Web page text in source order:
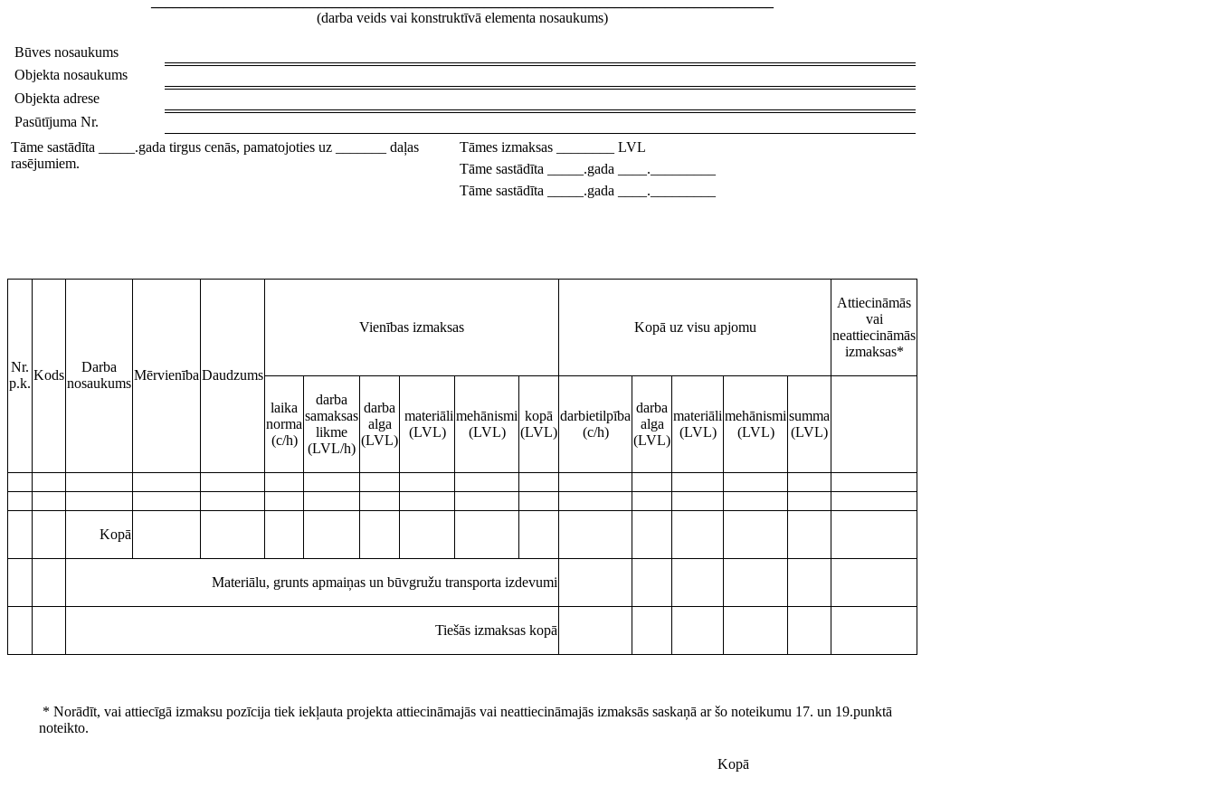
(darba veids vai konstruktīvā elementa nosaukums)
Būves nosaukums
Objekta nosaukums
Objekta adrese
Pasūtījuma Nr.
Tāme sastādīta _____.gada tirgus cenās, pamatojoties uz _______ daļas
rasējumiem.
Tāmes izmaksas ________ LVL
Tāme sastādīta _____.gada ____._________
Tāme sastādīta _____.gada ____._________
Nr.
p.k.
Kods
Darba
nosaukums
MērvienībaDaudzums
Vienības izmaksas Kopā uz visu apjomu
Attiecināmās
vai
neattiecināmās
izmaksas*
laika
norma
(c/h)
darba
samaksas
likme
(LVL/h)
darba
alga
(LVL)
materiāli
(LVL)
mehānismi
(LVL)
kopā
(LVL)
darbietilpība
(c/h)
darba
alga
(LVL)
materiāli
(LVL)
mehānismi
(LVL)
summa
(LVL)
Kopā
Materiālu, grunts apmaiņas un būvgružu transporta izdevumi
Tiešās izmaksas kopā
* Norādīt, vai attiecīgā izmaksu pozīcija tiek iekļauta projekta attiecināmajās vai neattiecināmajās izmaksās saskaņā ar šo noteikumu 17. un 19.punktā
noteikto.
Kopā